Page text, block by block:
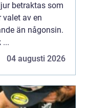
betraktas som
av en
än någonsin.
...
04 augusti 2026